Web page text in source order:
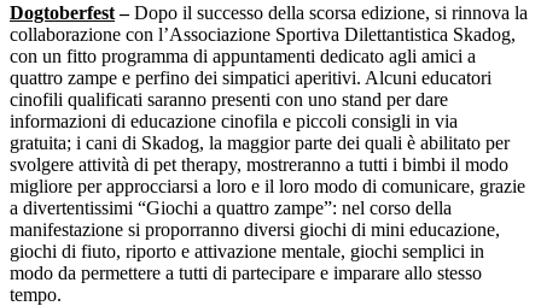
Dogtoberfest–Dopo il successo della scorsa edizione, si rinnova la
collaborazione con l’Associazione Sportiva Dilettantistica Skadog,
con un fitto programma di appuntamenti dedicato agli amici a
quattro zampe e perfino dei simpatici aperitivi. Alcuni educatori
cinofili qualificati saranno presenti con uno stand per dare
informazioni di educazione cinofila e piccoli consigli in via
gratuita; i cani di Skadog, la maggior parte dei quali è abilitato per
svolgere attività di pet therapy, mostreranno a tutti i bimbi il modo
migliore per approcciarsi a loro e il loro modo di comunicare, grazie
a divertentissimi “Giochi a quattro zampe”: nel corso della
manifestazione si proporranno diversi giochi di mini educazione,
giochi di fiuto, riporto e attivazione mentale, giochi semplici in
modo da permettere a tutti di partecipare e imparare allo stesso
tempo.